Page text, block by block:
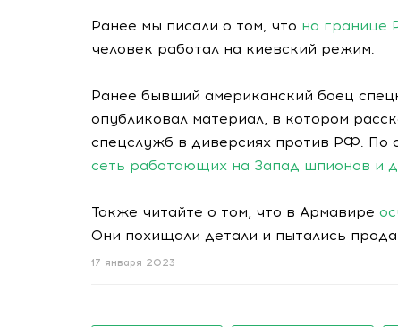
Ранее мы писали о том, что на границе
человек работал на киевский режим.
Ранее бывший американский боец
опубликовал материал, в котором
спецслужб в диверсиях против РФ. По
сеть работающих на Запад шпионов и
Также читайте о том, что в Армавире
Они похищали детали и пытались
17 января 2023